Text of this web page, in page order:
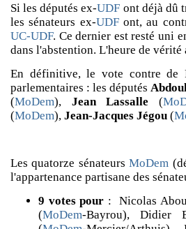
Si les députés ex-UDF ont déjà dû
les sénateurs ex-UDFont, au
UC-UDF. Ce dernier est resté uni
dans l'abstention. L'heure de vérité
En définitive, le vote contre de
parlementaires : les députés
(MoDem), Jean Lassalle (
(MoDem), Jean-Jacques Jégou (
Les quatorze sénateursMoDem
l'appartenance partisane des
9 votes pour : Nicolas
(MoDem-Bayrou), Didier